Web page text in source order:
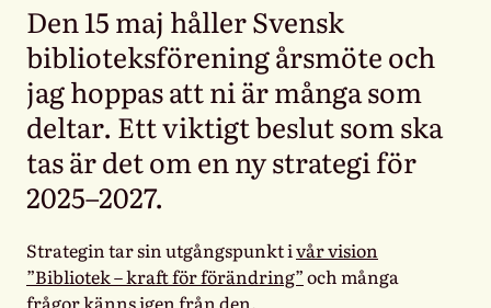
Den 15 maj håller Svensk
biblioteksförening årsmöte och
jag hoppas att ni är många som
deltar. Ett viktigt beslut som ska
tas är det om en ny strategi för
2025–2027.
Strategin tar sin utgångspunkt ivår vision
”Bibliotek – kraft för förändring”och många